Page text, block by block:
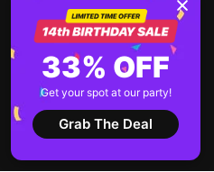
WordPress: de manera simple y
rápida
Cómo incrustar formularios en
cualquier sitio web en línea y
gratis
Ver todas las entradas
33% OFF
Get your spot at our party!
Grab The Deal